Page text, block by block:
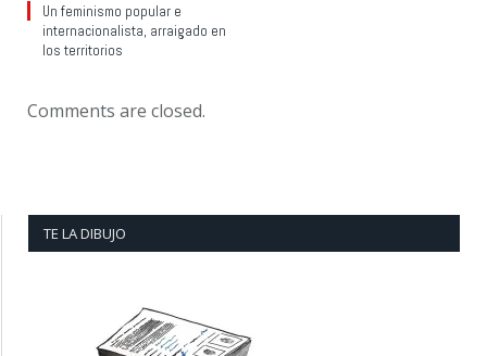
Un feminismo popular e
internacionalista, arraigado en
los territorios
Comments are closed.
TE LA DIBUJO